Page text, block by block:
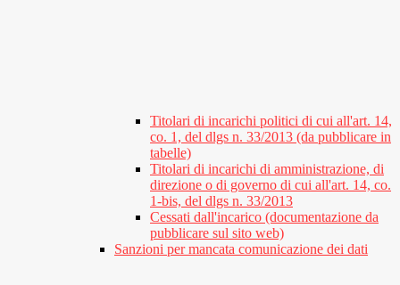
Titolari di incarichi politici di cui all'art. 14,
co. 1, del dlgs n. 33/2013 (da pubblicare in
tabelle)
Titolari di incarichi di amministrazione, di
direzione o di governo di cui all'art. 14, co.
1-bis, del dlgs n. 33/2013
Cessati dall'incarico (documentazione da
pubblicare sul sito web)
Sanzioni per mancata comunicazione dei dati